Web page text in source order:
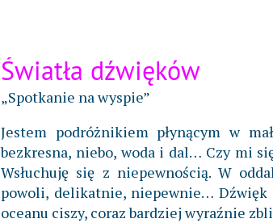
Światła dźwięków
„Spotkanie na wyspie”
Jestem podróżnikiem płynącym w
bezkresna, niebo, woda i dal… Czy mi
Wsłuchuję się z niepewnością. W
powoli, delikatnie, niepewnie… Dźwięk
oceanu ciszy, coraz bardziej wyraźnie